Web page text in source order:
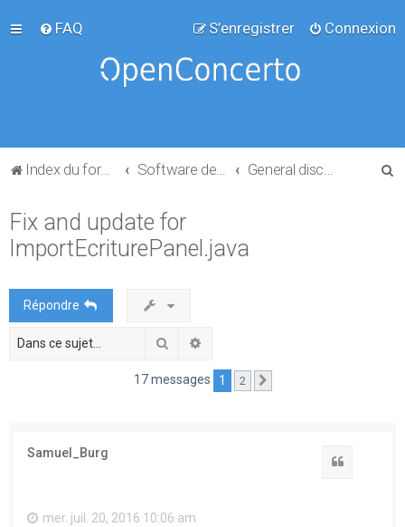
FAQ Connexion
S’enregistrer
Index du forum
Fix and update for
ImportEcriturePanel.java
Répondre
Rechercher
17 messages 1 2
Samuel_Burg
mer. juil. 20, 2016 10:06 am